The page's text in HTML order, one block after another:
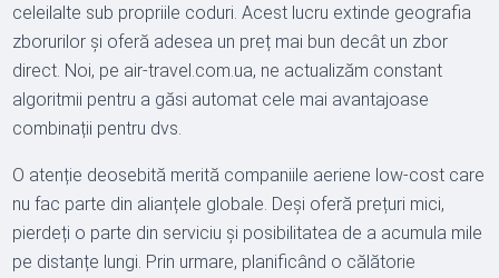
celeilalte sub propriile coduri. Acest lucru extinde geografia
zborurilor și oferă adesea un preț mai bun decât un zbor
direct. Noi, pe air-travel.com.ua, ne actualizăm constant
algoritmii pentru a găsi automat cele mai avantajoase
combinații pentru dvs.
O atenție deosebită merită companiile aeriene low-cost care
nu fac parte din alianțele globale. Deși oferă prețuri mici,
pierdeți o parte din serviciu și posibilitatea de a acumula mile
pe distanțe lungi. Prin urmare, planificând o călătorie